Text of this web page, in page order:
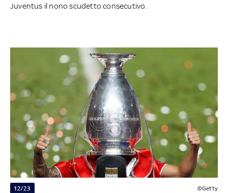
Juventus il nono scudetto consecutivo.
12/23 ©Getty